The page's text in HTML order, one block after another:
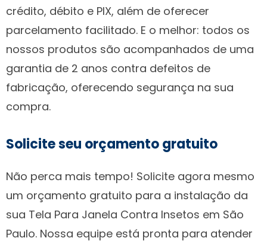
crédito, débito e PIX, além de oferecer
parcelamento facilitado. E o melhor: todos os
nossos produtos são acompanhados de uma
garantia de 2 anos contra defeitos de
fabricação, oferecendo segurança na sua
compra.
Solicite seu orçamento gratuito
Não perca mais tempo! Solicite agora mesmo
um orçamento gratuito para a instalação da
sua Tela Para Janela Contra Insetos em São
Paulo. Nossa equipe está pronta para atender